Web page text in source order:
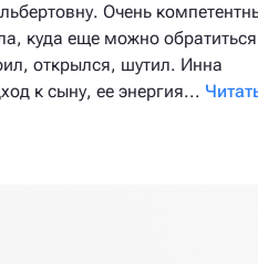
Очень
куда еще можно
открылся, шутил. Инна
к сыну, ее энергия...